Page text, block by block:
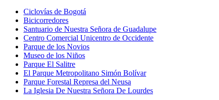
Ciclovías de Bogotá
Bicicorredores
Santuario de Nuestra Señora de Guadalupe
Centro Comercial Unicentro de Occidente
Parque de los Novios
Museo de los Niños
Parque El Salitre
El Parque Metropolitano Simón Bolívar
Parque Forestal Represa del Neusa
La Iglesia De Nuestra Señora De Lourdes